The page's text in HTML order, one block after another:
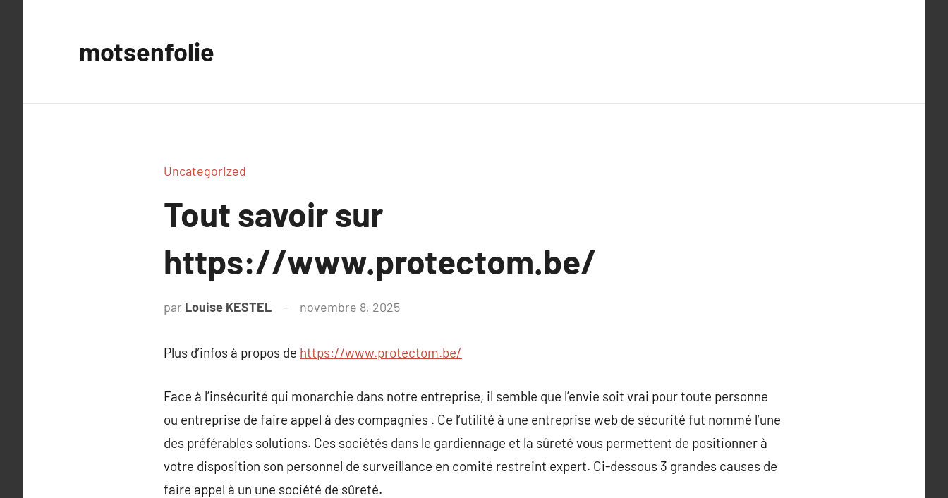
motsenfolie
Uncategorized
Tout savoir sur
https://www.protectom.be/
par Louise KESTEL novembre 8, 2025
Plus d’infos à propos de https://www.protectom.be/
Face à l’insécurité qui monarchie dans notre entreprise, il semble que l’envie soit vrai pour toute personne
ou entreprise de faire appel à des compagnies . Ce l’utilité à une entreprise web de sécurité fut nommé l’une
des préférables solutions. Ces sociétés dans le gardiennage et la sûreté vous permettent de positionner à
votre disposition son personnel de surveillance en comité restreint expert. Ci-dessous 3 grandes causes de
faire appel à un une société de sûreté.